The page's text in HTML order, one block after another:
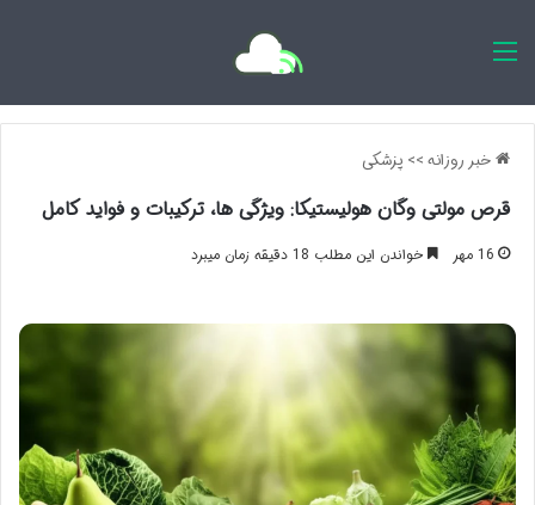
خبر روزانه>> پزشکی
قرص مولتی وگان هولیستیکا: ویژگی ها، ترکیبات و فواید کامل
16 مهر خواندن این مطلب 18 دقیقه زمان میبرد